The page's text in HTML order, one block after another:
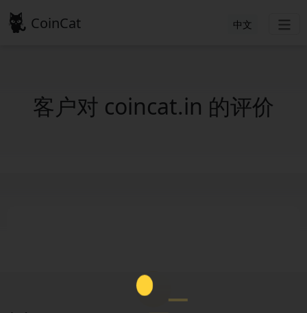
CoinCat 中文
客户对 coincat.in 的评价